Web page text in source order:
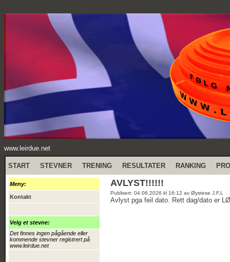
www.leirdue.net
START STEVNER TRENING RESULTATER RANKING
Meny:
Kontakt
Velg et stevne:
Det finnes ingen pågående eller
kommende stevner registrert på
www.leirdue.net
AVLYST!!!!!!
Publisert: 04.06.2026 kl 16:12 av Øystese J.F.L
Avlyst pga feil dato. Rett dag/dato er